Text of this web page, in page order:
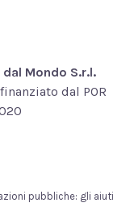
Mondo S.r.l.
dal POR
pubbliche: gli aiuti